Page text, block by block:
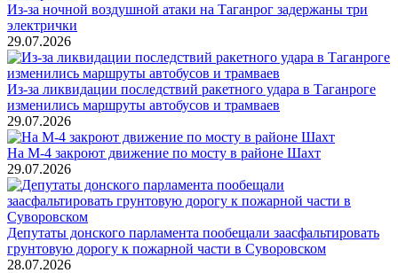
Из-за ночной воздушной атаки на Таганрог задержаны три
электрички
29.07.2026
Из-за ликвидации последствий ракетного удара в Таганроге
изменились маршруты автобусов и трамваев
29.07.2026
На М-4 закроют движение по мосту в районе Шахт
29.07.2026
Депутаты донского парламента пообещали заасфальтировать
грунтовую дорогу к пожарной части в Суворовском
28.07.2026